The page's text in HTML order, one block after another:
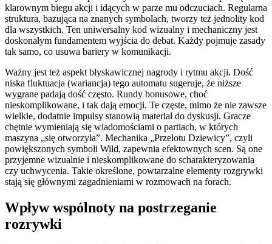
klarownym biegu akcji i idących w parze mu odczuciach. Regularna
struktura, bazująca na znanych symbolach, tworzy też jednolity kod
dla wszystkich. Ten uniwersalny kod wizualny i mechaniczny jest
doskonałym fundamentem wyjścia do debat. Każdy pojmuje zasady
tak samo, co usuwa bariery w komunikacji.
Ważny jest też aspekt błyskawicznej nagrody i rytmu akcji. Dość
niska fluktuacja (wariancja) tego automatu sugeruje, że niższe
wygrane padają dość często. Rundy bonusowe, choć
nieskomplikowane, i tak dają emocji. Te częste, mimo że nie zawsze
wielkie, dodatnie impulsy stanowią materiał do dyskusji. Gracze
chętnie wymieniają się wiadomościami o partiach, w których
maszyna „się otworzyła”. Mechanika „Przelotu Dziewicy”, czyli
powiększonych symboli Wild, zapewnia efektownych scen. Są one
przyjemne wizualnie i nieskomplikowane do scharakteryzowania
czy uchwycenia. Takie określone, powtarzalne elementy rozgrywki
stają się głównymi zagadnieniami w rozmowach na forach.
Wpływ wspólnoty na postrzeganie
rozrywki